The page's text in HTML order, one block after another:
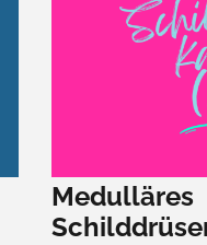
Medulläres